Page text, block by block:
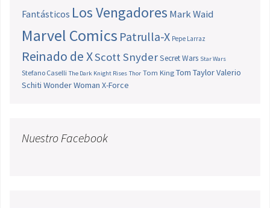
Fantásticos Los Vengadores Mark Waid
Marvel Comics Patrulla-X Pepe Larraz
Reinado de XScott SnyderSecret Wars Star Wars
Stefano Caselli The Dark Knight Rises Thor Tom King Tom TaylorValerio
Schiti Wonder Woman X-Force
Nuestro Facebook